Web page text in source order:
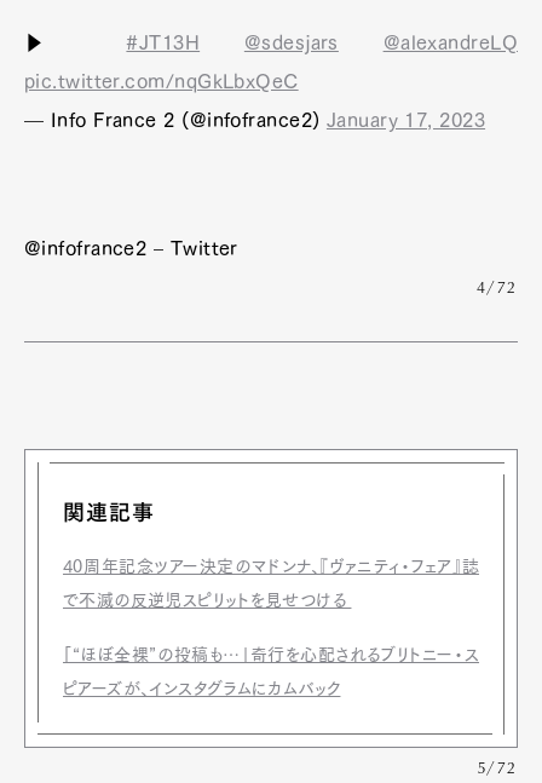
▶️#JT13H @sdesjars
@alexandreLQ
pic.twitter.com/nqGkLbxQeC
— Info France 2 (@infofrance2) January 17, 2023
@infofrance2 – Twitter
4/72
関連記事
40周年記念ツアー決定のマドンナ、『ヴァニティ・フェア』誌
で不滅の反逆児スピリットを見せつける
「“ほぼ全裸”の投稿も…」奇行を心配されるブリトニー・ス
ピアーズが、インスタグラムにカムバック
5/72